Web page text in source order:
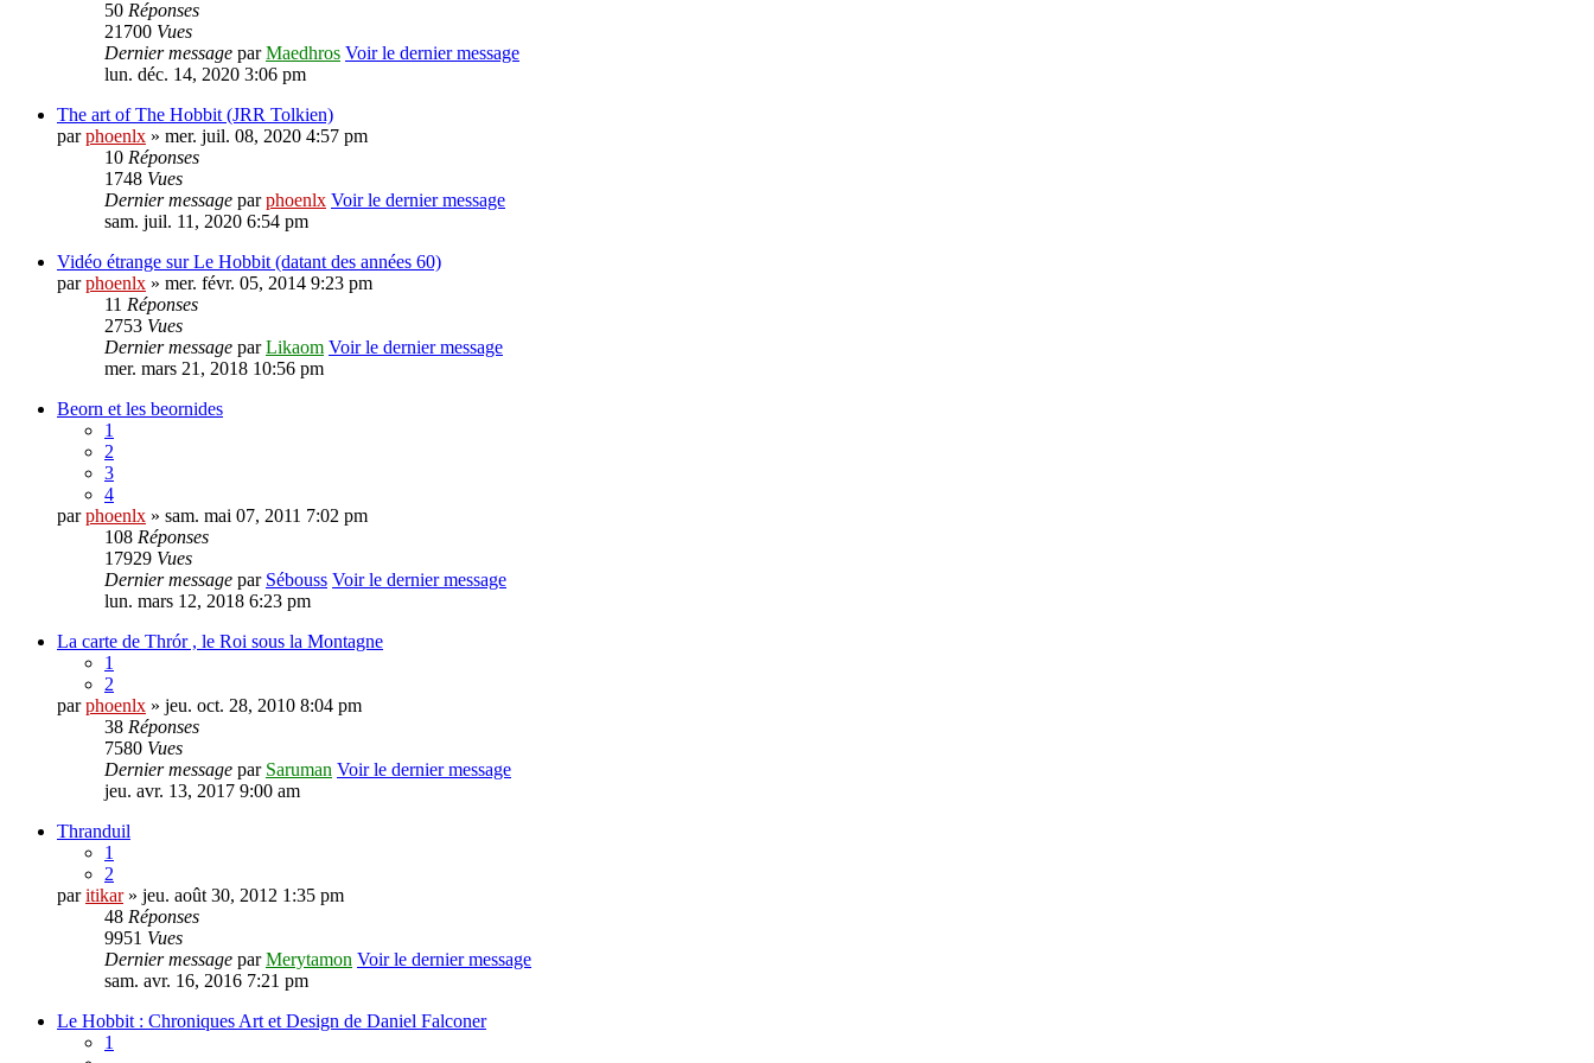
50 Réponses
21700 Vues
Dernier message parMaedhros Voir le dernier message
lun. déc. 14, 2020 3:06 pm
The art of The Hobbit (JRR Tolkien)
parphoenlx » mer. juil. 08, 2020 4:57 pm
10 Réponses
1748 Vues
Dernier message parphoenlx Voir le dernier message
sam. juil. 11, 2020 6:54 pm
Vidéo étrange sur Le Hobbit (datant des années 60)
parphoenlx » mer. févr. 05, 2014 9:23 pm
11 Réponses
2753 Vues
Dernier message parLikaom Voir le dernier message
mer. mars 21, 2018 10:56 pm
Beorn et les beornides
1
2
3
4
parphoenlx » sam. mai 07, 2011 7:02 pm
108 Réponses
17929 Vues
Dernier message par Sébouss Voir le dernier message
lun. mars 12, 2018 6:23 pm
La carte de Thrór , le Roi sous la Montagne
1
2
parphoenlx » jeu. oct. 28, 2010 8:04 pm
38 Réponses
7580 Vues
Dernier message par Saruman Voir le dernier message
jeu. avr. 13, 2017 9:00 am
Thranduil
1
2
paritikar» jeu. août 30, 2012 1:35 pm
48 Réponses
9951 Vues
Dernier message parMerytamon Voir le dernier message
sam. avr. 16, 2016 7:21 pm
Le Hobbit : Chroniques Art et Design de Daniel Falconer
1